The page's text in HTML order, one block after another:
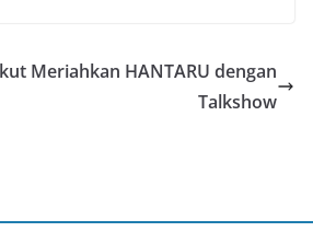
Meriahkan HANTARU dengan
Talkshow